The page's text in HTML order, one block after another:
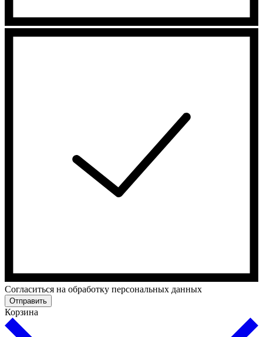
Cогласиться на обработку персональных данных
Отправить
Корзина